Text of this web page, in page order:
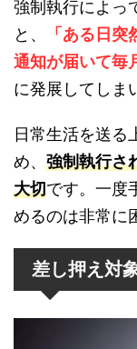
強制執行によっ
と、
「ある日
通知が届いて毎
に発展してしま
日常生活を送る
め、 強制執行さ
大切です。一度
めるのは非常に
差し押え対